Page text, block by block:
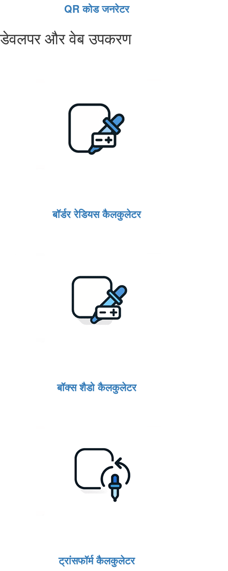
QR कोड जनरेटर
डेवलपर और वेब उपकरण
बॉर्डर रेडियस कैलकुलेटर
बॉक्स शैडो कैलकुलेटर
ट्रांसफॉर्म कैलकुलेटर